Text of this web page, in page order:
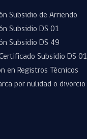
Subsidio de Arriendo
Subsidio DS 01
Subsidio DS 49
Subsidio DS 01
en Registros Técnicos
por nulidad o divorcio